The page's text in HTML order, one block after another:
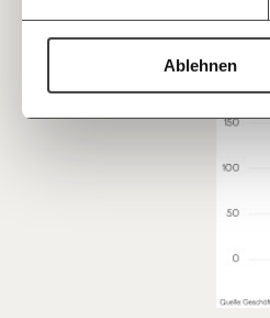
Ablehnen